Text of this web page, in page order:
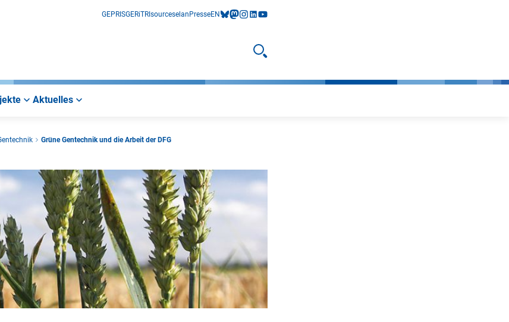
GEPRISGERiTRIsourceselan PresseEN bluesky
mastodon
instagram
linkedIn
youtube
Suche öffnen
Aktuelles
Grüne Gentechnik und die Arbeit der DFG